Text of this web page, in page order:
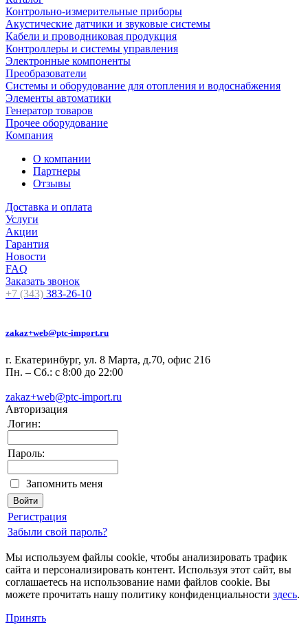
Контрольно-измерительные приборы
Акустические датчики и звуковые системы
Кабели и проводниковая продукция
Контроллеры и системы управления
Электронные компоненты
Преобразователи
Системы и оборудование для отопления и водоснабжения
Элементы автоматики
Генератор товаров
Прочее оборудование
Компания
О компании
Партнеры
Отзывы
Доставка и оплата
Услуги
Акции
Гарантия
Новости
FAQ
Заказать звонок
+7 (343) 383-26-10
zakaz+web@ptc-import.ru
г. Екатеринбург, ул. 8 Марта, д.70, офис 216
Пн. – Сб.: с 8:00 до 22:00
zakaz+web@ptc-import.ru
Авторизация
Логин:
Пароль:
Запомнить меня
Регистрация
Забыли свой пароль?
Мы используем файлы cookie, чтобы анализировать трафик
сайта и персонализировать контент. Используя этот сайт, вы
соглашаетесь на использование нами файлов cookie. Вы
можете прочитать нашу политику конфиденциальности здесь.
Принять